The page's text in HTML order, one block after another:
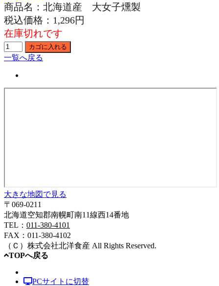
商品名：北海道産 大女子燻製
税込価格：1,296円
在庫切れです
一覧へ戻る
大きな地図で見る
〒069-0211
北海道空知郡南幌町南11線西14番地
TEL： 011-380-4101
FAX：011-380-4102
（Ｃ） 株式会社北洋食産 All Rights Reserved.
TOPへ戻る
PCサイトに切替